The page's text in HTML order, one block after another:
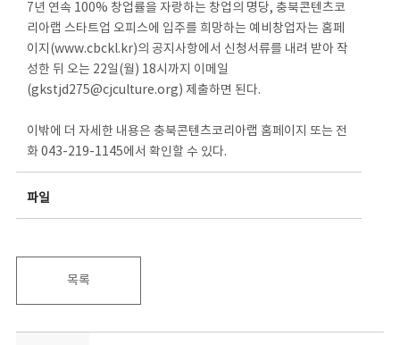
7년 연속 100% 창업률을 자랑하는 창업의 명당, 충북콘텐츠코
리아랩 스타트업 오피스에 입주를 희망하는 예비창업자는 홈페
이지(www.cbckl.kr)의 공지사항에서 신청서류를 내려 받아 작
성한 뒤 오는 22일(월) 18시까지 이메일
(gkstjd275@cjculture.org) 제출하면 된다.
이밖에 더 자세한 내용은 충북콘텐츠코리아랩 홈페이지 또는 전
화 043-219-1145에서 확인할 수 있다.
파일
목록